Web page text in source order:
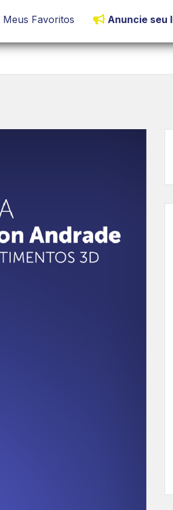
Meus Favoritos Anuncie seu